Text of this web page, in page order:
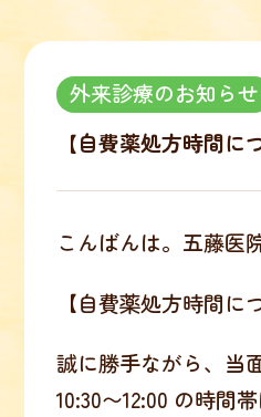
外来診療のお知らせ
【自費薬処方時間に
こんばんは。五藤医
【自費薬処方時間に
誠に勝手ながら、当
10:30〜12:00 の時間